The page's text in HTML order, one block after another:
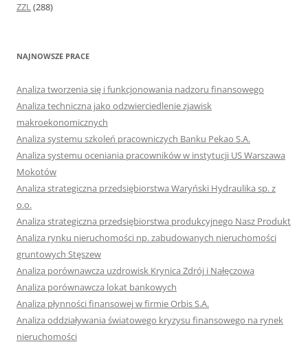
ZZL(288)
NAJNOWSZE PRACE
Analiza tworzenia się i funkcjonowania nadzoru finansowego
Analiza techniczna jako odzwierciedlenie zjawisk
makroekonomicznych
Analiza systemu szkoleń pracowniczych Banku Pekao S.A.
Analiza systemu oceniania pracowników w instytucji US Warszawa
Mokotów
Analiza strategiczna przedsiębiorstwa Waryński Hydraulika sp. z
o.o.
Analiza strategiczna przedsiębiorstwa produkcyjnego Nasz Produkt
Analiza rynku nieruchomości np. zabudowanych nieruchomości
gruntowych Stęszew
Analiza porównawcza uzdrowisk Krynica Zdrój i Nałęczowa
Analiza porównawcza lokat bankowych
Analiza płynności finansowej w firmie Orbis S.A.
Analiza oddziaływania światowego kryzysu finansowego na rynek
nieruchomości